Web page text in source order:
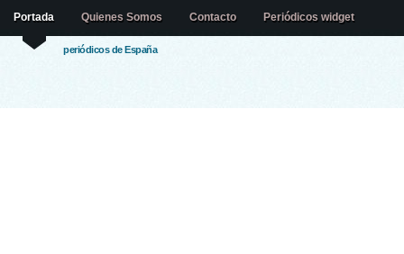
periódicos de España
Portada Quienes Somos Contacto Periódicos widget